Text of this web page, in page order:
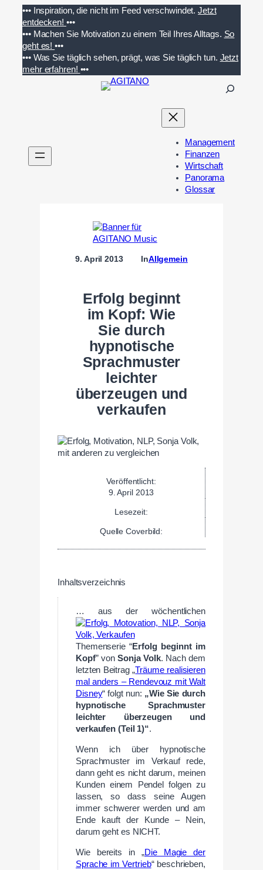
Inhalt
springen
••• Inspiration, die nicht im Feed verschwindet. Jetzt
entdecken! •••
••• Machen Sie Motivation zu einem Teil Ihres Alltags. So
geht es!•••
••• Was Sie täglich sehen, prägt, was Sie täglich tun. Jetzt
mehr erfahren! •••
n
Management
Finanzen
Wirtschaft
Panorama
Glossar
9. April 2013 InAllgemein
Erfolg beginnt
im Kopf: Wie
Sie durch
hypnotische
Sprachmuster
leichter
überzeugen und
verkaufen
Veröffentlicht:
9. April 2013
Lesezeit:
Quelle Coverbild:
Inhaltsverzeichnis
… aus der wöchentlichen
Themenserie “Erfolg beginnt im
Kopf” vonSonja Volk. Nach dem
letzten Beitrag „Träume realisieren
mal anders – Rendevouz mit Walt
Disney“ folgt nun: „Wie Sie durch
hypnotische Sprachmuster
leichter überzeugen und
verkaufen (Teil 1)“.
Wenn ich über hypnotische
Sprachmuster im Verkauf rede,
dann geht es nicht darum, meinen
Kunden einem Pendel folgen zu
lassen, so dass seine Augen
immer schwerer werden und am
Ende kauft der Kunde – Nein,
darum geht es NICHT.
Wie bereits in „Die Magie der
Sprache im Vertrieb“ beschrieben,